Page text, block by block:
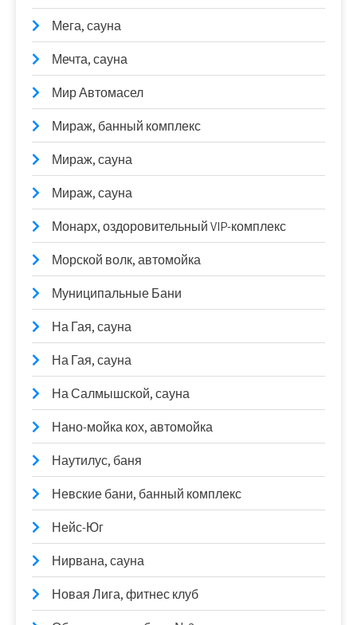
Мега, сауна
Мечта, сауна
Мир Автомасел
Мираж, банный комплекс
Мираж, сауна
Мираж, сауна
Монарх, оздоровительный VIP-комплекс
Морской волк, автомойка
Муниципальные Бани
На Гая, сауна
На Гая, сауна
На Салмышской, сауна
Нано-мойка кох, автомойка
Наутилус, баня
Невские бани, банный комплекс
Нейс-Юг
Нирвана, сауна
Новая Лига, фитнес клуб